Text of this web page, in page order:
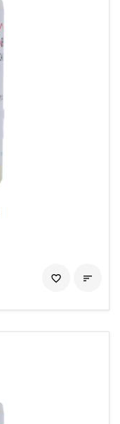

favorite_border